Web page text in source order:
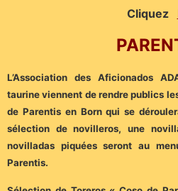
Cliquez
L’Association des Aficionados
taurine viennent de rendre publics
de Parentis en Born qui se
sélection de novilleros, une
novilladas piquées seront au
Parentis.